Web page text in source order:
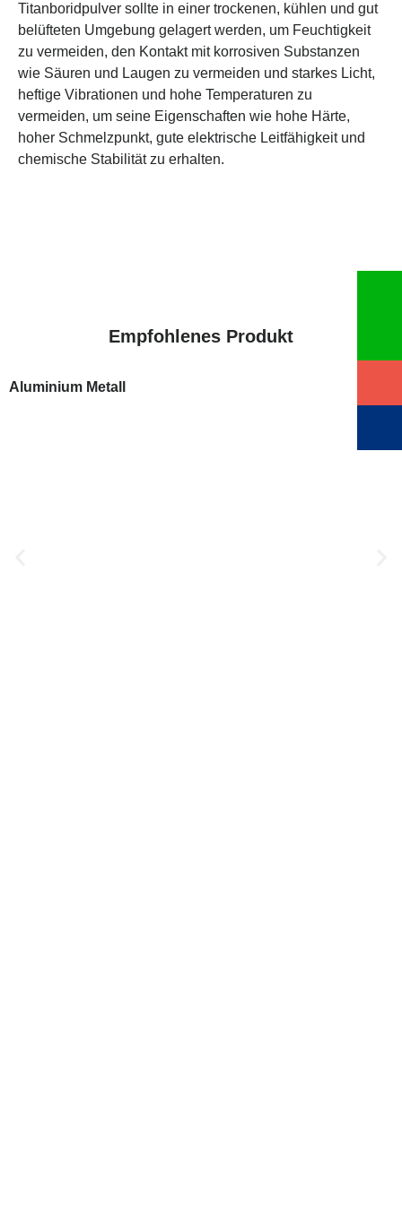
Titanboridpulver sollte in einer trockenen, kühlen und gut
belüfteten Umgebung gelagert werden, um Feuchtigkeit
zu vermeiden, den Kontakt mit korrosiven Substanzen
wie Säuren und Laugen zu vermeiden und starkes Licht,
heftige Vibrationen und hohe Temperaturen zu
vermeiden, um seine Eigenschaften wie hohe Härte,
hoher Schmelzpunkt, gute elektrische Leitfähigkeit und
chemische Stabilität zu erhalten.
Empfohlenes Produkt
Aluminium Metall